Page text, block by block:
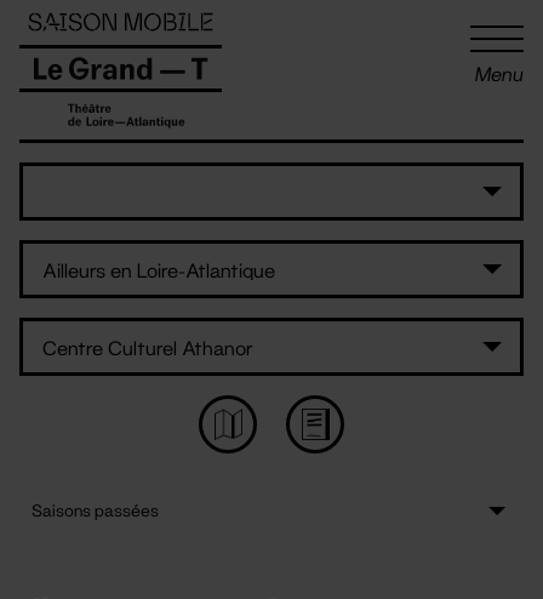
Menu
Panneau de gestion des cookies